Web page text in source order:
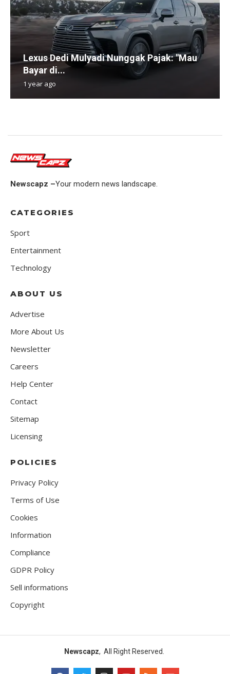
Lexus Dedi Mulyadi Nunggak Pajak: "Mau
Bayar di...
1 year ago
Newscapz –Your modern news landscape.
CATEGORIES
Sport
Entertainment
Technology
ABOUT US
Advertise
More About Us
Newsletter
Careers
Help Center
Contact
Sitemap
Licensing
POLICIES
Privacy Policy
Terms of Use
Cookies
Information
Compliance
GDPR Policy
Sell informations
Copyright
Newscapz, All Right Reserved.